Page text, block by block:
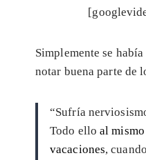
Simplemente se
notar buena parte de
“Sufría
Todo elloal
vacaciones,